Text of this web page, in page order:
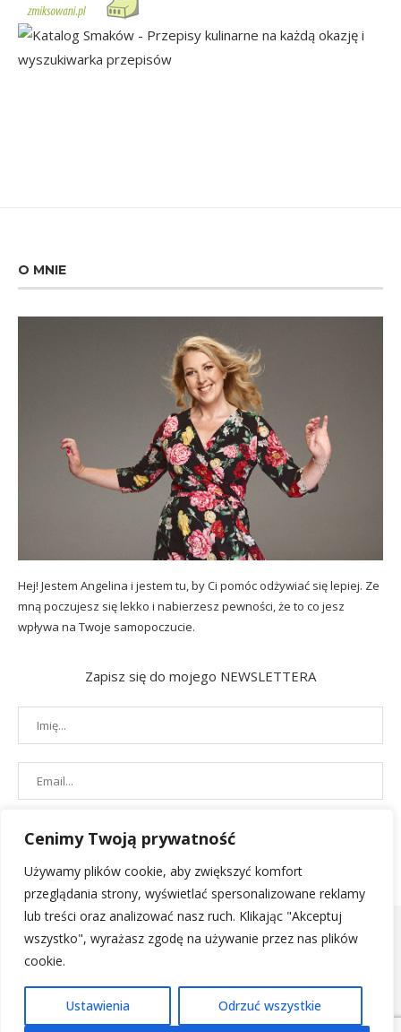
Cenimy Twoją prywatność
Używamy plików cookie, aby zwiększyć komfort
przeglądania strony, wyświetlać spersonalizowane reklamy
lub treści oraz analizować nasz ruch. Klikając "Akceptuj
wszystko", wyrażasz zgodę na używanie przez nas plików
cookie.
Ustawienia Odrzuć wszystkie
O MNIE
Hej! Jestem Angelina i jestem tu, by Ci pomóc odżywiać się lepiej. Ze
mną poczujesz się lekko i nabierzesz pewności, że to co jesz
wpływa na Twoje samopoczucie.
Zapisz się do mojego NEWSLETTERA
POLITYKA PRYWATNOŚCI REGULAMIN SKLEPU| 2019 - All Right
Reserved. Designed and Developed byPenciDesign